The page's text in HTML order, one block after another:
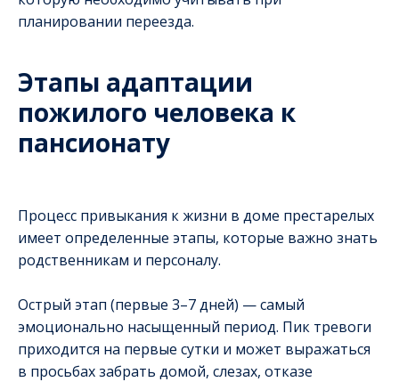
планировании переезда.
Этапы адаптации
пожилого человека к
пансионату
Процесс привыкания к жизни в доме престарелых
имеет определенные этапы, которые важно знать
родственникам и персоналу.
Острый этап (первые 3–7 дней) — самый
эмоционально насыщенный период. Пик тревоги
приходится на первые сутки и может выражаться
в просьбах забрать домой, слезах, отказе